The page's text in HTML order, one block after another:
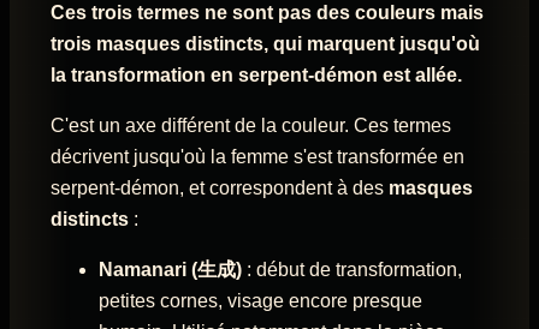
Ces trois termes ne sont pas des couleurs mais
trois masques distincts, qui marquent jusqu'où
la transformation en serpent-démon est allée.
C'est un axe différent de la couleur. Ces termes
décrivent jusqu'où la femme s'est transformée en
serpent-démon, et correspondent à des masques
distincts :
Namanari (生成) : début de transformation,
petites cornes, visage encore presque